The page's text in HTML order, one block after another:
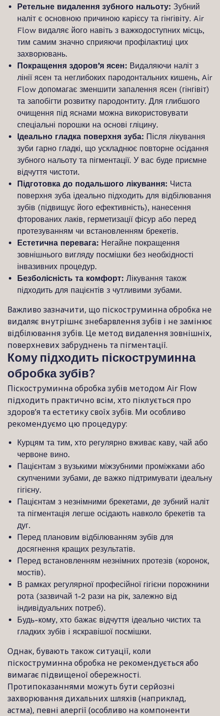
Ретельне видалення зубного нальоту: Зубний
наліт є основною причиною карієсу та гінгівіту. Air
Flow видаляє його навіть з важкодоступних місць,
тим самим значно сприяючи профілактиці цих
захворювань.
Покращення здоров’я ясен: Видаляючи наліт з
лінії ясен та неглибоких пародонтальних кишень, Air
Flow допомагає зменшити запалення ясен (гінгівіт)
та запобігти розвитку пародонтиту. Для глибшого
очищення під яснами можна використовувати
спеціальні порошки на основі гліцину.
Ідеально гладка поверхня зуба: Після лікування
зуби гарно гладкі, що ускладнює повторне осідання
зубного нальоту та пігментації. У вас буде приємне
відчуття чистоти.
Підготовка до подальшого лікування: Чиста
поверхня зуба ідеально підходить для відбілювання
зубів (підвищує його ефективність), нанесення
фторованих лаків, герметизації фісур або перед
протезуванням чи встановленням брекетів.
Естетична перевага: Негайне покращення
зовнішнього вигляду посмішки без необхідності
інвазивних процедур.
Безболісність та комфорт: Лікування також
підходить для пацієнтів з чутливими зубами.
Важливо зазначити, що піскоструминна обробка не
видаляє внутрішнє знебарвлення зубів і не замінює
відбілювання зубів. Це метод видалення зовнішніх,
поверхневих забруднень та пігментації.
Кому підходить піскоструминна
обробка зубів?
Піскоструминна обробка зубів методом Air Flow
підходить практично всім, хто піклується про
здоров’я та естетику своїх зубів. Ми особливо
рекомендуємо цю процедуру:
Курцям та тим, хто регулярно вживає каву, чай або
червоне вино.
Пацієнтам з вузькими міжзубними проміжками або
скупченими зубами, де важко підтримувати ідеальну
гігієну.
Пацієнтам з незнімними брекетами, де зубний наліт
та пігментація легше осідають навколо брекетів та
дуг.
Перед плановим відбілюванням зубів для
досягнення кращих результатів.
Перед встановленням незнімних протезів (коронок,
мостів).
В рамках регулярної професійної гігієни порожнини
рота (зазвичай 1-2 рази на рік, залежно від
індивідуальних потреб).
Будь-кому, хто бажає відчуття ідеально чистих та
гладких зубів і яскравішої посмішки.
Однак, бувають також ситуації, коли
піскоструминна обробка не рекомендується або
вимагає підвищеної обережності.
Протипоказаннями можуть бути серйозні
захворювання дихальних шляхів (наприклад,
астма), певні алергії (особливо на компоненти